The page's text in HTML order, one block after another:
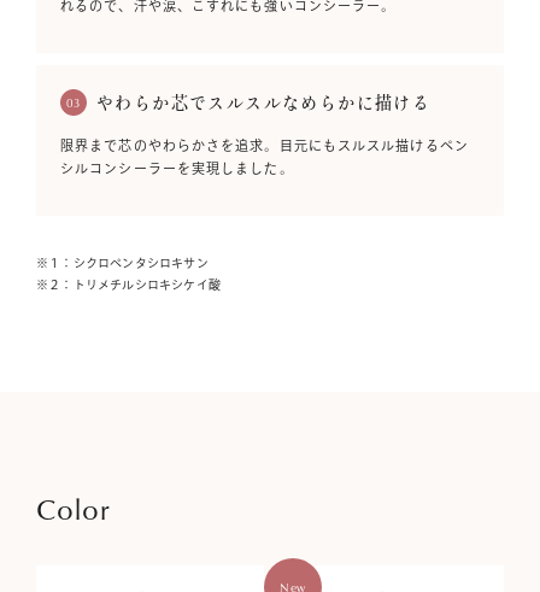
れるので、汗や涙、こすれにも強いコンシーラー。
03 やわらか芯でスルスルなめらかに描ける
限界まで芯のやわらかさを追求。目元にもスルスル描けるペン
シルコンシーラーを実現しました。
※１：シクロペンタシロキサン
※２：トリメチルシロキシケイ酸
Color
New